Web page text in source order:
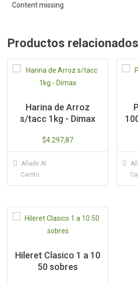
Content missing
Productos relacionados
Harina de Arroz
s/tacc 1kg - Dimax
$4.297,87
Añadir Al
Carrito
Hileret Clasico 1 a 10
50 sobres